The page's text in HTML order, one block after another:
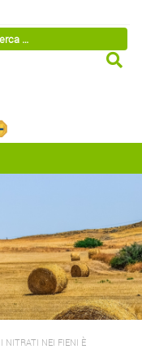
NITRATI NEI FIENI È